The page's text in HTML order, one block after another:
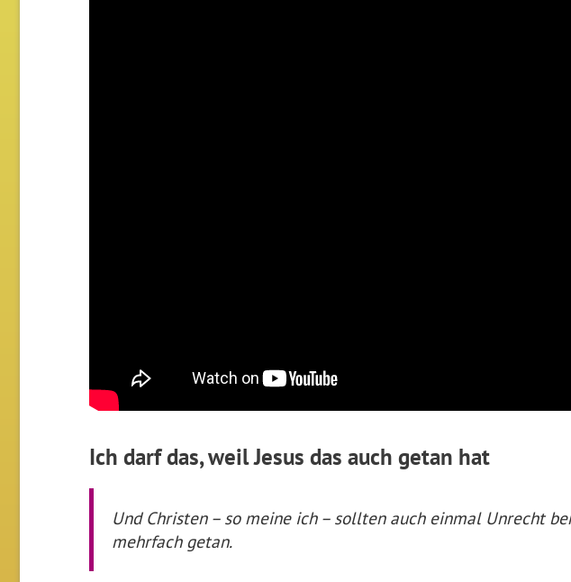
Ich darf das, weil Jesus das auch getan hat
Und Christen – so meine ich – sollten auch einmal Unrecht
mehrfach getan.